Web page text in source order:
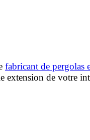
fabricant de pergolas
extension de votre